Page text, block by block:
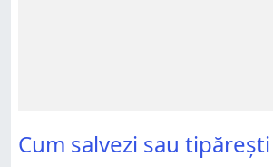
Cum salvezi sau